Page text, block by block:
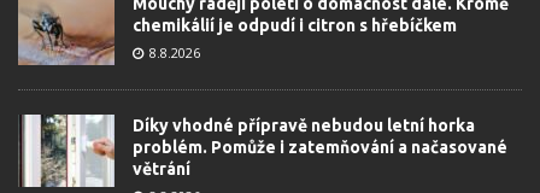
Mouchy raději poletí o domácnost dále. Kromě
chemikálií je odpudí i citron s hřebíčkem
8.8.2026
Díky vhodné přípravě nebudou letní horka
problém. Pomůže i zatemňování a načasované
větrání